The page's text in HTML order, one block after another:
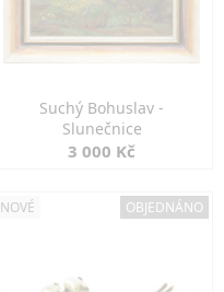
Suchý Bohuslav -
Slunečnice
3 000 Kč
NOVÉ OBJEDNÁNO